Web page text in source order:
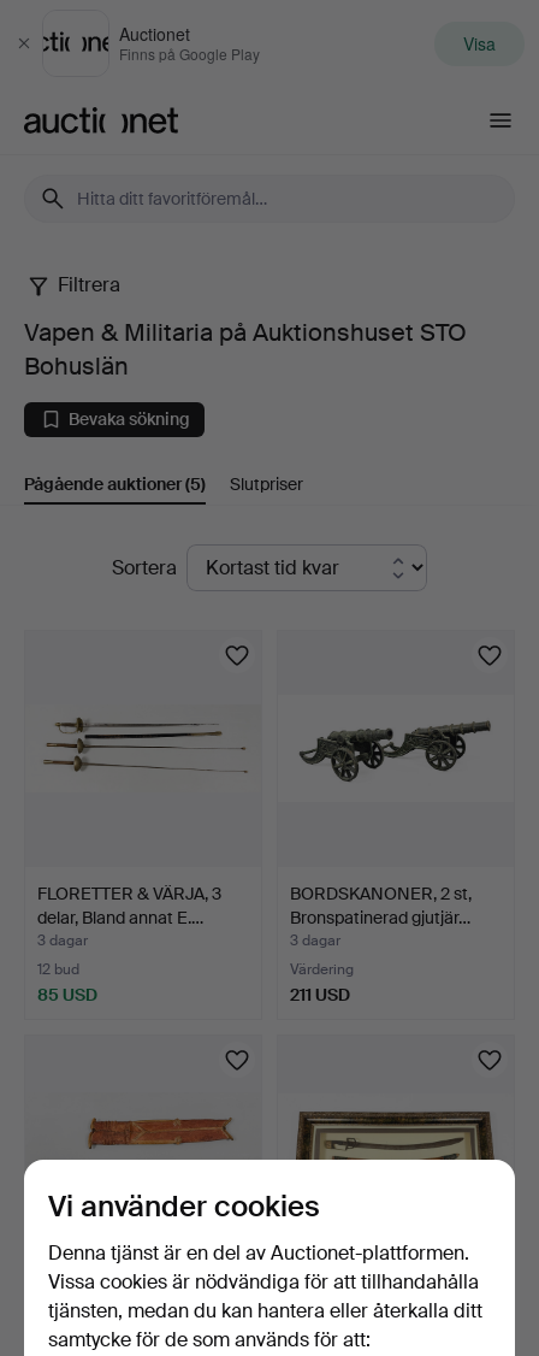
Stäng
Auctionet
Finns på Google Play Visa
Vapen
Militaria
på
Filtrera
Vapen & Militaria på Auktionshuset STO
Bohuslän
Bevaka sökning
Pågående auktioner(5) Slutpriser
PågåendeSortera
FLORETTER & VÄRJA, 3
delar, Bland annat E.…
3 dagar
12 bud
85 USD
BORDSKANONER, 2 st,
Bronspatinerad gjutjär…
3 dagar
Värdering
211 USD
SVÄRD, Salampasu,
proveniens Kongo, 1960-t…
4 dagar
SABEL, Monterad på tavla,
Saudiarabien, 18…
6 dagar
Vi använder cookies
Denna tjänst är en del av Auctionet-plattformen.
Vissa cookies är nödvändiga för att tillhandahålla
tjänsten, medan du kan hantera eller återkalla ditt
samtycke för de som används för att: